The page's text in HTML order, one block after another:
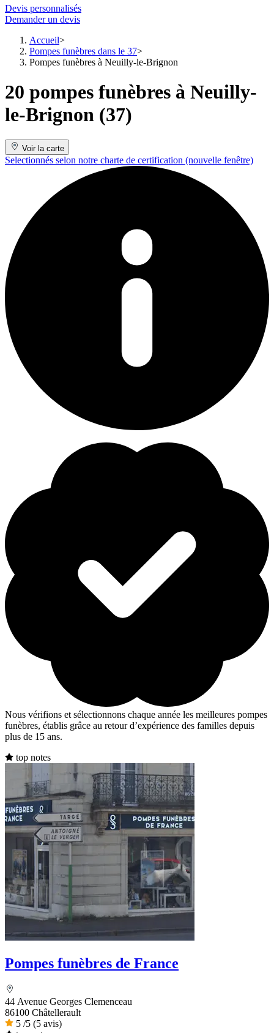
Devis personnalisés
Demander un devis
Accueil
Pompes funèbres dans le 37
Pompes funèbres à Neuilly-le-Brignon
20 pompes funèbres à Neuilly-
le-Brignon (37)
Voir la carte
Selectionnés selon notre charte de certification (nouvelle fenêtre)
Nous vérifions et sélectionnons chaque année les meilleures pompes
funèbres, établis grâce au retour d’expérience des familles depuis
plus de 15 ans.
top notes
Pompes funèbres de France
44 Avenue Georges Clemenceau
86100 Châtellerault
5 /5 (5 avis)